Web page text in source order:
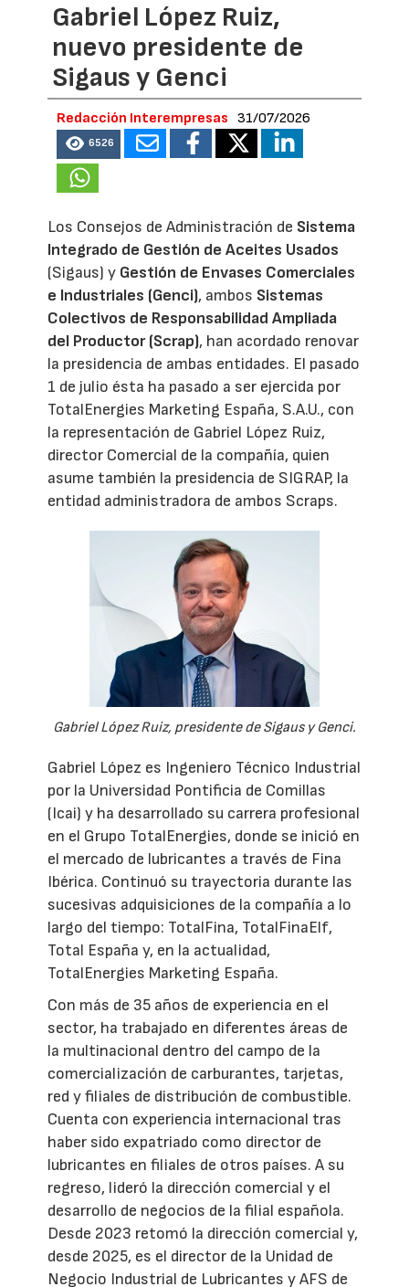
Gabriel López Ruiz,
nuevo presidente de
Sigaus y Genci
Redacción Interempresas 31/07/2026
6526
Los Consejos de Administración de Sistema
Integrado de Gestión de Aceites Usados
(Sigaus) y Gestión de Envases Comerciales
e Industriales (Genci), ambos Sistemas
Colectivos de Responsabilidad Ampliada
del Productor (Scrap), han acordado renovar
la presidencia de ambas entidades. El pasado
1 de julio ésta ha pasado a ser ejercida por
TotalEnergies Marketing España, S.A.U., con
la representación de Gabriel López Ruiz,
director Comercial de la compañía, quien
asume también la presidencia de SIGRAP, la
entidad administradora de ambos Scraps.
Gabriel López Ruiz, presidente de Sigaus y Genci.
Gabriel López es Ingeniero Técnico Industrial
por la Universidad Pontificia de Comillas
(Icai) y ha desarrollado su carrera profesional
en el Grupo TotalEnergies, donde se inició en
el mercado de lubricantes a través de Fina
Ibérica. Continuó su trayectoria durante las
sucesivas adquisiciones de la compañía a lo
largo del tiempo: TotalFina, TotalFinaElf,
Total España y, en la actualidad,
TotalEnergies Marketing España.
Con más de 35 años de experiencia en el
sector, ha trabajado en diferentes áreas de
la multinacional dentro del campo de la
comercialización de carburantes, tarjetas,
red y filiales de distribución de combustible.
Cuenta con experiencia internacional tras
haber sido expatriado como director de
lubricantes en filiales de otros países. A su
regreso, lideró la dirección comercial y el
desarrollo de negocios de la filial española.
Desde 2023 retomó la dirección comercial y,
desde 2025, es el director de la Unidad de
Negocio Industrial de Lubricantes y AFS de